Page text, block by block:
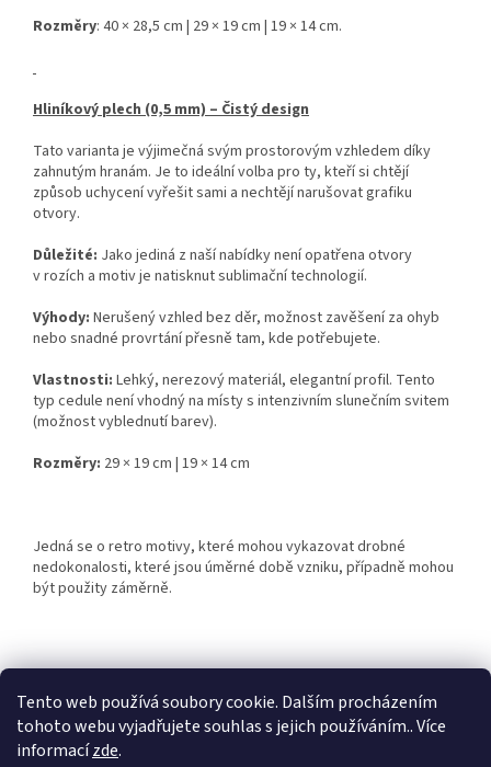
Tento web používá soubory cookie. Dalším procházením
tohoto webu vyjadřujete souhlas s jejich používáním.. Více
informacízde.
Rozměry: 40 × 28,5 cm | 29 × 19 cm | 19 × 14 cm.
Hliníkový plech (0,5 mm) – Čistý design
Tato varianta je výjimečná svým prostorovým vzhledem díky
zahnutým hranám. Je to ideální volba pro ty, kteří si chtějí
způsob uchycení vyřešit sami a nechtějí narušovat grafiku
otvory.
Důležité: Jako jediná z naší nabídky není opatřena otvory
v rozích a motiv je natisknut sublimační technologií.
Výhody: Nerušený vzhled bez děr, možnost zavěšení za ohyb
nebo snadné provrtání přesně tam, kde potřebujete.
Vlastnosti: Lehký, nerezový materiál, elegantní profil. Tento
typ cedule není vhodný na místy s intenzivním slunečním svitem
(možnost vyblednutí barev).
Rozměry: 29 × 19 cm | 19 × 14 cm
Jedná se o retro motivy, které mohou vykazovat drobné
nedokonalosti, které jsou úměrné době vzniku, případně mohou
být použity záměrně.
Z
Retro-Darky.cz Krowki.cz